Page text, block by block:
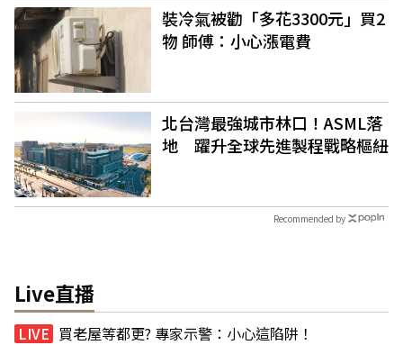
裝冷氣被勸「多花3300元」買2
物 師傅：小心漲電費
北台灣最強城市林口！ASML落
地 躍升全球先進製程戰略樞紐
Recommended by
Live直播
買老屋等都更? 專家示警：小心這陷阱！